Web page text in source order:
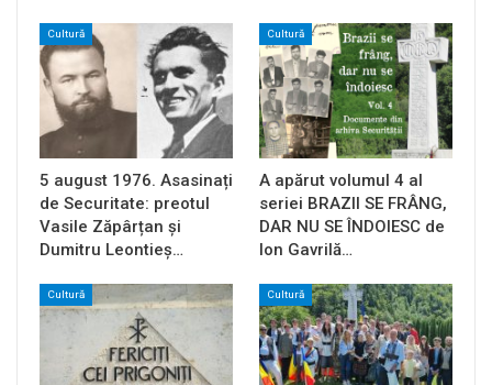
Cultură
5 august 1976. Asasinați
de Securitate: preotul
Vasile Zăpârțan și
Dumitru Leontieș…
Cultură
A apărut volumul 4 al
seriei BRAZII SE FRÂNG,
DAR NU SE ÎNDOIESC de
Ion Gavrilă…
Cultură Cultură